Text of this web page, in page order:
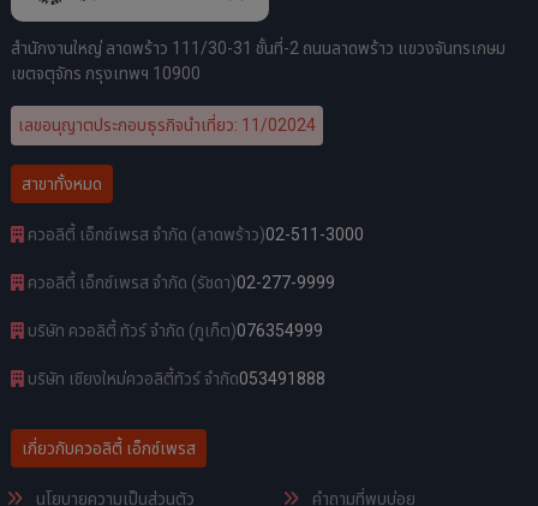
สำนักงานใหญ่ ลาดพร้าว 111/30-31 ชั้นที่-2 ถนนลาดพร้าว แขวงจันทรเกษม
เขตจตุจักร กรุงเทพฯ 10900
เลขอนุญาตประกอบธุรกิจนำเที่ยว: 11/02024
สาขาทั้งหมด
ควอลิตี้ เอ็กซ์เพรส จำกัด (ลาดพร้าว)02-511-3000
ควอลิตี้ เอ็กซ์เพรส จำกัด (รัชดา)02-277-9999
บริษัท ควอลิตี้ ทัวร์ จำกัด (ภูเก็ต)076354999
บริษัท เชียงใหม่ควอลิตี้ทัวร์ จำกัด053491888
เกี่ยวกับควอลิตี้ เอ็กซ์เพรส
นโยบายความเป็นส่วนตัว คำถามที่พบบ่อย